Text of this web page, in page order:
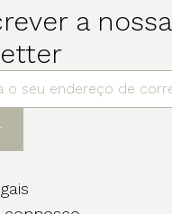
a nossa